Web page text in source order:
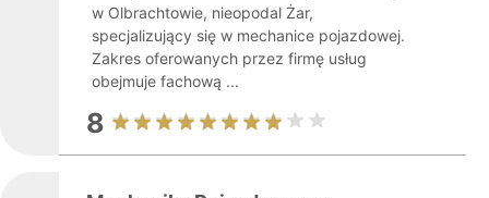
w Olbrachtowie, nieopodal Żar,
specjalizujący się w mechanice pojazdowej.
Zakres oferowanych przez firmę usług
obejmuje fachową ...
8